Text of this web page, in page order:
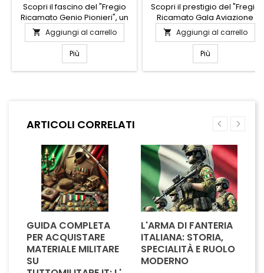
Scopri il fascino del "Fregio
Ricamato Genio Pionieri", un
accessorio che unisce
tradizione e stile. Questo
fregio, realizzato con cura
artigianale, presenta dettagli
ricamati che celebrano
tocco distintivo e unico al tuo
 Aggiungi al carrello
Più
Scopri il prestigio del "Fregio
Ricamato Gala Aviazione
Leggera Esercito", un
emblema che incarna
l'eccellenza e la tradizione
militare. Realizzato con
precisione artigianale,
ricamati con maestria
dell'aviazione leggera,...
 Aggiungi al carrello
Più
ARTICOLI CORRELATI
GUIDA COMPLETA
PER ACQUISTARE
MATERIALE MILITARE
SU
L'ARMA DI FANTERIA
ITALIANA: STORIA,
SPECIALITÀ E RUOLO
MODERNO